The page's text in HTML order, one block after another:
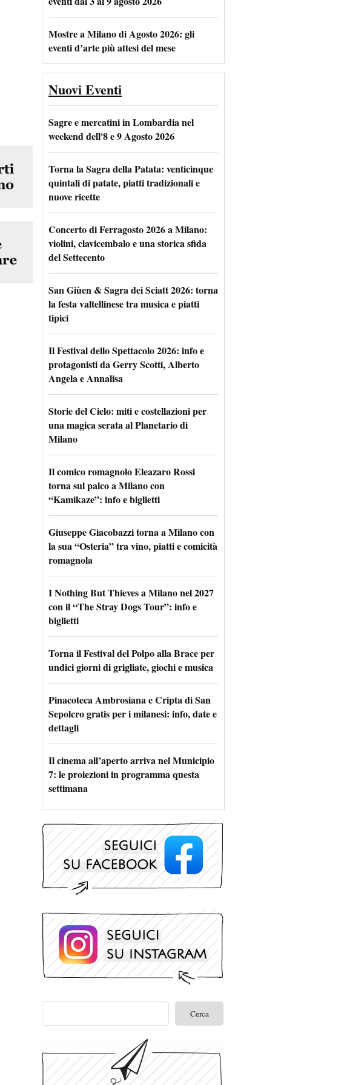
Mostre a Milano di Agosto 2026: gli
eventi d’arte più attesi del mese
Nuovi Eventi
Sagre e mercatini in Lombardia nel
weekend dell'8 e 9 Agosto 2026
Torna la Sagra della Patata: venticinque
quintali di patate, piatti tradizionali e
nuove ricette
Concerto di Ferragosto 2026 a Milano:
violini, clavicembalo e una storica sfida
del Settecento
San Giùen & Sagra dei Sciatt 2026: torna
la festa valtellinese tra musica e piatti
tipici
Il Festival dello Spettacolo 2026: info e
protagonisti da Gerry Scotti, Alberto
Angela e Annalisa
Storie del Cielo: miti e costellazioni per
una magica serata al Planetario di
Milano
Il comico romagnolo Eleazaro Rossi
torna sul palco a Milano con
“Kamikaze”: info e biglietti
Giuseppe Giacobazzi torna a Milano con
la sua “Osteria” tra vino, piatti e comicità
romagnola
I Nothing But Thieves a Milano nel 2027
con il “The Stray Dogs Tour”: info e
biglietti
Torna il Festival del Polpo alla Brace per
undici giorni di grigliate, giochi e musica
Pinacoteca Ambrosiana e Cripta di San
Sepolcro gratis per i milanesi: info, date e
dettagli
Il cinema all’aperto arriva nel Municipio
7: le proiezioni in programma questa
settimana